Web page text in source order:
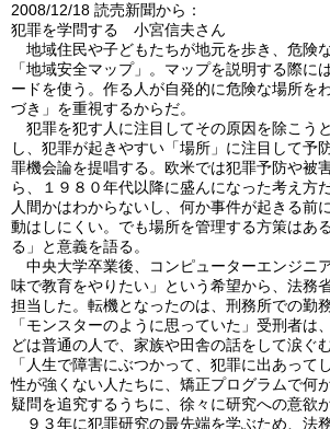
2008/12/18 読売新聞から：
犯罪を学問する 小宮信夫さん
地域住民や子どもたちが地元を歩き、危険
「地域安全マップ」。マップを説明する際に
ードを使う。作る人が自発的に危険な場所を
づき」を重視するからだ。
犯罪を犯す人に注目してその原因を除こう
し、犯罪が起きやすい「場所」に注目して予
罪機会論を提唱する。欧米では犯罪予防や被
ら、１９８０年代以降に盛んになった考え方
人間かはわからないし、何か事件が起きる前
動はしにくい。でも場所を管理する方策はあ
る」と意義を語る。
中央大学卒業後、コンピューターエンジニ
味で教育をやりたい」という希望から、法務
担当した。転機となったのは、刑務所での勤
「モンスターのように思っていた」受刑者は
どは普通の人で、家族や田舎の話をして涙ぐ
「人生で障害にぶつかって、犯罪に出あって
性が強くない人たちに、矯正プログラムで何
疑問を追究するうちに、徐々に研究への意欲
９３年に犯罪研究の最先端を学ぶため、法